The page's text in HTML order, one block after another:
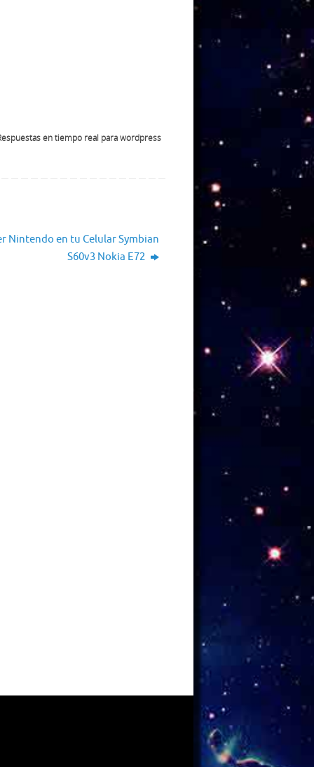
en tiempo real para wordpress
Nintendo en tu Celular Symbian
S60v3 Nokia E72